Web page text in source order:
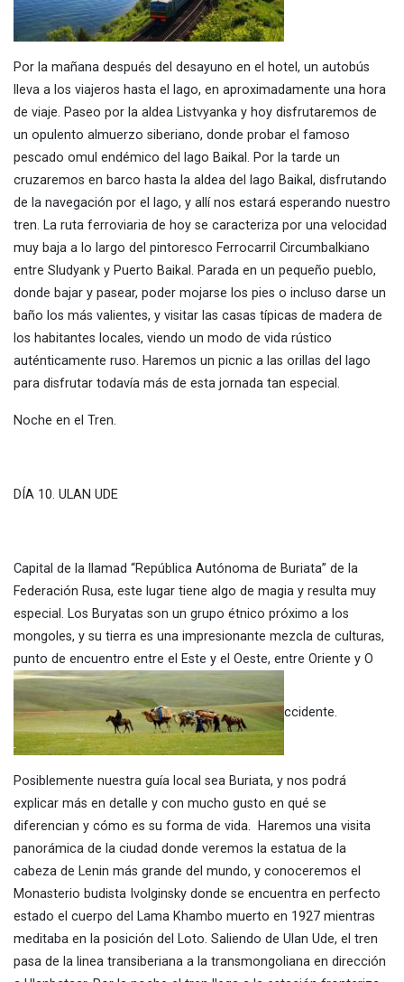
Por la mañana después del desayuno en el hotel, un autobús
lleva a los viajeros hasta el lago, en aproximadamente una hora
de viaje. Paseo por la aldea Listvyanka y hoy disfrutaremos de
un opulento almuerzo siberiano, donde probar el famoso
pescado omul endémico del lago Baikal. Por la tarde un
cruzaremos en barco hasta la aldea del lago Baikal, disfrutando
de la navegación por el lago, y allí nos estará esperando nuestro
tren. La ruta ferroviaria de hoy se caracteriza por una velocidad
muy baja a lo largo del pintoresco Ferrocarril Circumbalkiano
entre Sludyank y Puerto Baikal. Parada en un pequeño pueblo,
donde bajar y pasear, poder mojarse los pies o incluso darse un
baño los más valientes, y visitar las casas típicas de madera de
los habitantes locales, viendo un modo de vida rústico
auténticamente ruso. Haremos un picnic a las orillas del lago
para disfrutar todavía más de esta jornada tan especial.
Noche en el Tren.
DÍA 10. ULAN UDE
Capital de la llamad “República Autónoma de Buriata” de la
Federación Rusa, este lugar tiene algo de magia y resulta muy
especial. Los Buryatas son un grupo étnico próximo a los
mongoles, y su tierra es una impresionante mezcla de culturas,
punto de encuentro entre el Este y el Oeste, entre Oriente y O
ccidente.
Posiblemente nuestra guía local sea Buriata, y nos podrá
explicar más en detalle y con mucho gusto en qué se
diferencian y cómo es su forma de vida. Haremos una visita
panorámica de la ciudad donde veremos la estatua de la
cabeza de Lenin más grande del mundo, y conoceremos el
Monasterio budista Ivolginsky donde se encuentra en perfecto
estado el cuerpo del Lama Khambo muerto en 1927 mientras
meditaba en la posición del Loto. Saliendo de Ulan Ude, el tren
pasa de la linea transiberiana a la transmongoliana en dirección